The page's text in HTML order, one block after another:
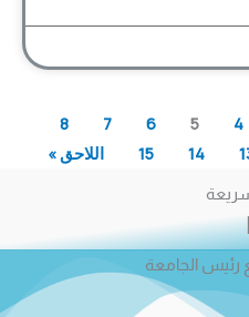
4
5
6
7
8
14
15 اللاحق »
الجامعة